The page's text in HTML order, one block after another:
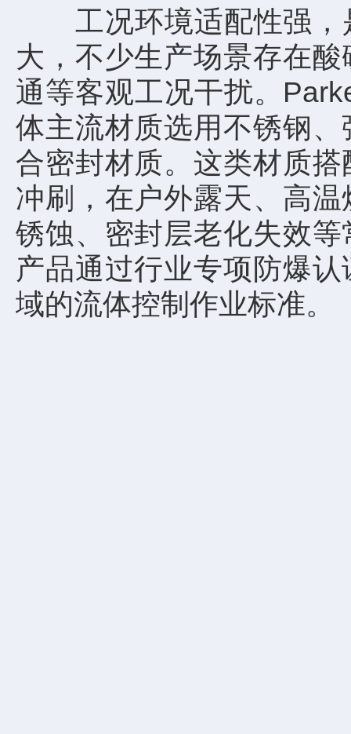
工况环境适配性强，
大，不少生产场景存在
通等客观工况干扰。
体主流材质选用不锈钢
合密封材质。这类材质
冲刷，在户外露天、高
锈蚀、密封层老化失效
产品通过行业专项防爆
域的流体控制作业标准。